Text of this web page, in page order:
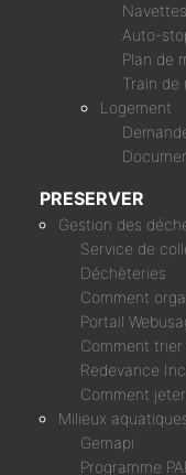
Auto-
Plan de
Train de
Logement
PRESERVER
Gestion des
Service de
Déchèteries
Comment
Portail
Comment
Redevance
Comment
Milieux
Gemapi
Programme